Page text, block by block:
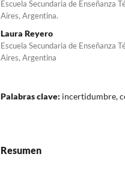
Escuela Secundaria de Enseñanza
Aires, Argentina.
Laura Reyero
Escuela Secundaria de Enseñanza
Aires, Argentina
Palabras clave: incertidumbre,
Resumen